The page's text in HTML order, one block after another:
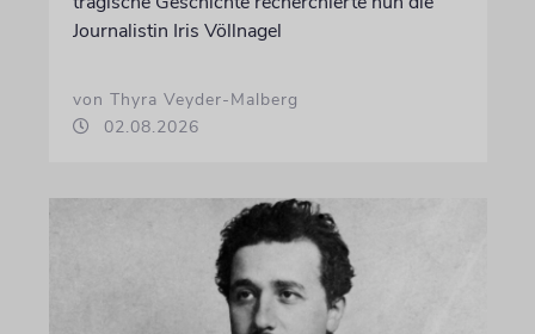
Journalistin Iris Völlnagel
von Thyra Veyder-Malberg
02.08.2026